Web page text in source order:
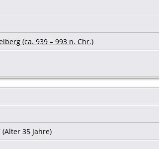
(ca. 939 – 993 n. Chr.)
(Alter 35 Jahre)